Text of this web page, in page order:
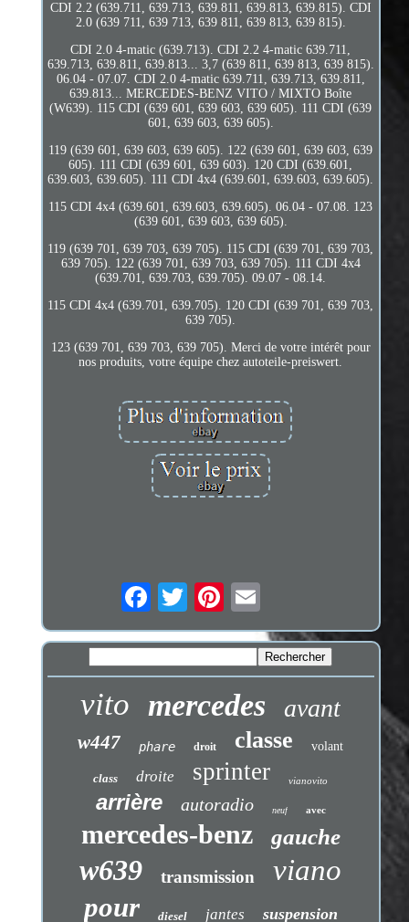
CDI 2.2 (639.711, 639.713, 639.811, 639.813, 639.815). CDI
2.0 (639 711, 639 713, 639 811, 639 813, 639 815).
CDI 2.0 4-matic (639.713). CDI 2.2 4-matic 639.711,
639.713, 639.811, 639.813... 3,7 (639 811, 639 813, 639 815).
06.04 - 07.07. CDI 2.0 4-matic 639.711, 639.713, 639.811,
639.813... MERCEDES-BENZ VITO / MIXTO Boîte
(W639). 115 CDI (639 601, 639 603, 639 605). 111 CDI (639
601, 639 603, 639 605).
119 (639 601, 639 603, 639 605). 122 (639 601, 639 603, 639
605). 111 CDI (639 601, 639 603). 120 CDI (639.601,
639.603, 639.605). 111 CDI 4x4 (639.601, 639.603, 639.605).
115 CDI 4x4 (639.601, 639.603, 639.605). 06.04 - 07.08. 123
(639 601, 639 603, 639 605).
119 (639 701, 639 703, 639 705). 115 CDI (639 701, 639 703,
639 705). 122 (639 701, 639 703, 639 705). 111 CDI 4x4
(639.701, 639.703, 639.705). 09.07 - 08.14.
115 CDI 4x4 (639.701, 639.705). 120 CDI (639 701, 639 703,
639 705).
123 (639 701, 639 703, 639 705). Merci de votre intérêt pour
nos produits, votre équipe chez autoteile-preiswert.
vito mercedes avant
w447 phare droit classe volant
class droite sprinter vianovito
arrière autoradio neuf avec
mercedes-benz gauche
w639 transmission viano
pour diesel jantes suspension